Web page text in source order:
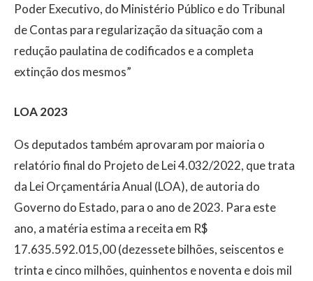
Poder Executivo, do Ministério Público e do Tribunal
de Contas para regularização da situação com a
redução paulatina de codificados e a completa
extinção dos mesmos”
LOA 2023
Os deputados também aprovaram por maioria o
relatório final do Projeto de Lei 4.032/2022, que trata
da Lei Orçamentária Anual (LOA), de autoria do
Governo do Estado, para o ano de 2023. Para este
ano, a matéria estima a receita em R$
17.635.592.015,00 (dezessete bilhões, seiscentos e
trinta e cinco milhões, quinhentos e noventa e dois mil